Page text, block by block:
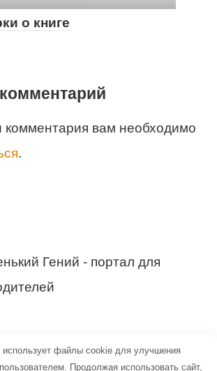
о книге
комментария вам необходимо
.
Гений - портал для
использует файлы cookie для улучшения
Продолжая использовать сайт,